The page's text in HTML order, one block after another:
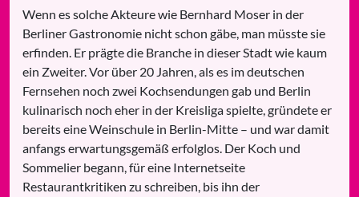
Wenn es solche Akteure wie Bernhard Moser in der
Berliner Gastronomie nicht schon gäbe, man müsste sie
erfinden. Er prägte die Branche in dieser Stadt wie kaum
ein Zweiter. Vor über 20 Jahren, als es im deutschen
Fernsehen noch zwei Kochsendungen gab und Berlin
kulinarisch noch eher in der Kreisliga spielte, gründete er
bereits eine Weinschule in Berlin-Mitte – und war damit
anfangs erwartungsgemäß erfolglos. Der Koch und
Sommelier begann, für eine Internetseite
Restaurantkritiken zu schreiben, bis ihn der